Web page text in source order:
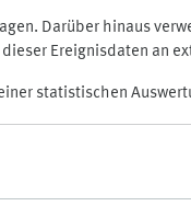
Darüber hinaus
Ereignisdaten an
statistischen